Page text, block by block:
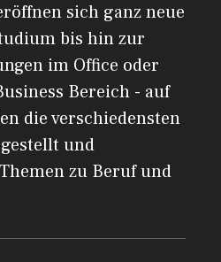
sich ganz neue
bis hin zur
im Office oder
Bereich - auf
die verschiedensten
und
zu Beruf und